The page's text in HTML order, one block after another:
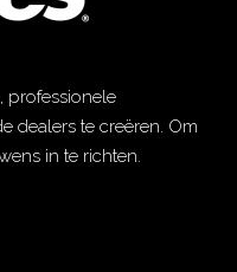
professionele
dealers te creëren. Om
in te richten.